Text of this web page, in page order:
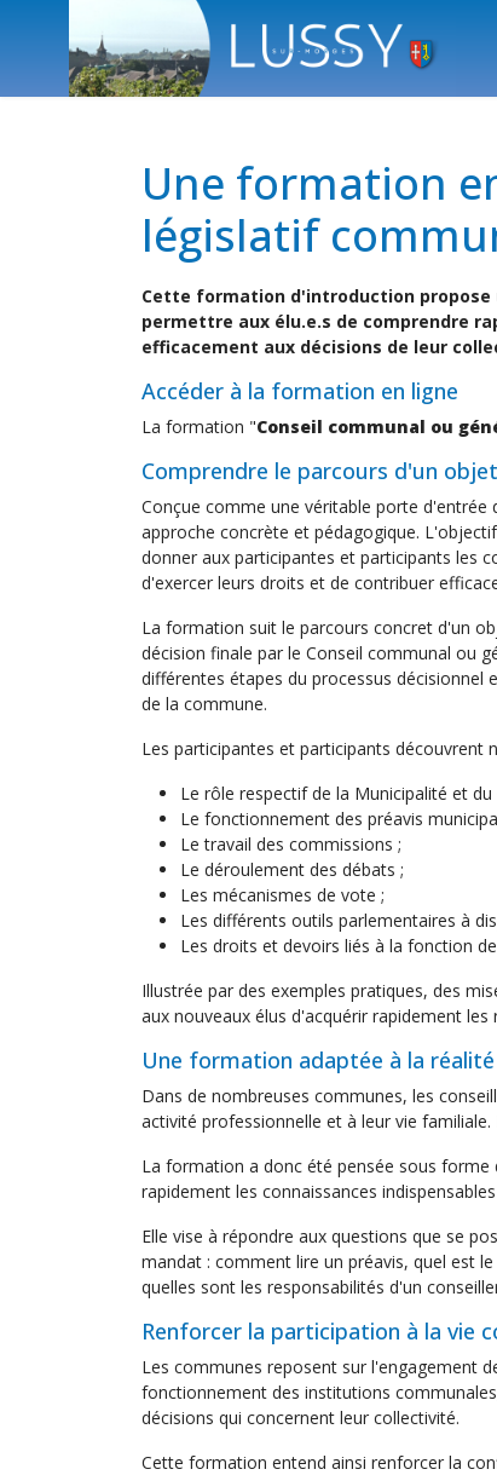
Une formation
législatif
Cette formation d'introduction
permettre aux élu.e.s de comprendre
efficacement aux décisions de leur
Accéder à la formation en ligne
La formation "Conseil communal ou
Comprendre le parcours d'un
Conçue comme une véritable porte
approche concrète et pédagogique.
donner aux participantes et participants les
d'exercer leurs droits et de contribuer
La formation suit le parcours concret d'un
décision finale par le Conseil communal ou
différentes étapes du processus
de la commune.
Les participantes et participants découvrent
Le rôle respectif de la Municipalité et
Le fonctionnement des préavis
Le travail des commissions ;
Le déroulement des débats ;
Les mécanismes de vote ;
Les différents outils parlementaires à
Les droits et devoirs liés à la fonction
Illustrée par des exemples pratiques, des
aux nouveaux élus d'acquérir rapidement
Une formation adaptée à la
Dans de nombreuses communes, les
activité professionnelle et à leur vie
La formation a donc été pensée sous
rapidement les connaissances
Elle vise à répondre aux questions que se
mandat : comment lire un préavis, quel est
quelles sont les responsabilités d'un
Renforcer la participation à la vie
Les communes reposent sur l'engagement
fonctionnement des institutions
décisions qui concernent leur collectivité.
Cette formation entend ainsi renforcer la